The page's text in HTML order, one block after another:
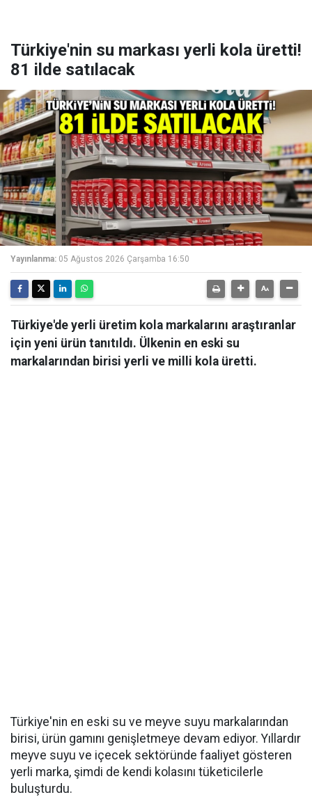
Türkiye'nin su markası yerli kola üretti!
81 ilde satılacak
Yayınlanma: 05 Ağustos 2026 Çarşamba 16:50
Türkiye'de yerli üretim kola markalarını araştıranlar
için yeni ürün tanıtıldı. Ülkenin en eski su
markalarından birisi yerli ve milli kola üretti.
Türkiye'nin en eski su ve meyve suyu markalarından
birisi, ürün gamını genişletmeye devam ediyor. Yıllardır
meyve suyu ve içecek sektöründe faaliyet gösteren
yerli marka, şimdi de kendi kolasını tüketicilerle
buluşturdu.